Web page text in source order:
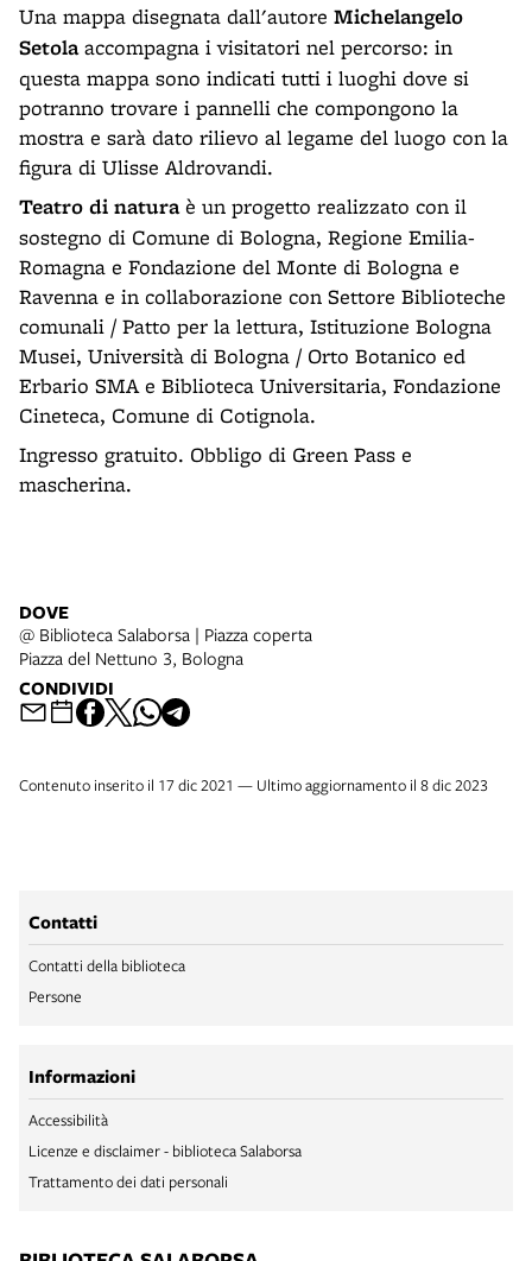
Una mappa disegnata dall'autore Michelangelo
Setolaaccompagna i visitatori nel percorso: in
questa mappa sono indicati tutti i luoghi dove si
potranno trovare i pannelli che compongono la
mostra e sarà dato rilievo al legame del luogo con la
figura di Ulisse Aldrovandi.
Teatro di naturaè un progetto realizzato con il
sostegno di Comune di Bologna, Regione Emilia-
Romagna e Fondazione del Monte di Bologna e
Ravenna e in collaborazione con Settore Biblioteche
comunali / Patto per la lettura, Istituzione Bologna
Musei, Università di Bologna / Orto Botanico ed
Erbario SMA e Biblioteca Universitaria, Fondazione
Cineteca, Comune di Cotignola.
Ingresso gratuito. Obbligo di Green Pass e
mascherina.
DOVE
@ Biblioteca Salaborsa | Piazza coperta
Piazza del Nettuno 3, Bologna
CONDIVIDI
Contenuto inserito il 17 dic 2021 — Ultimo aggiornamento il 8 dic 2023
Contatti
Contatti della biblioteca
Persone
Informazioni
Accessibilità
Licenze e disclaimer - biblioteca Salaborsa
Trattamento dei dati personali